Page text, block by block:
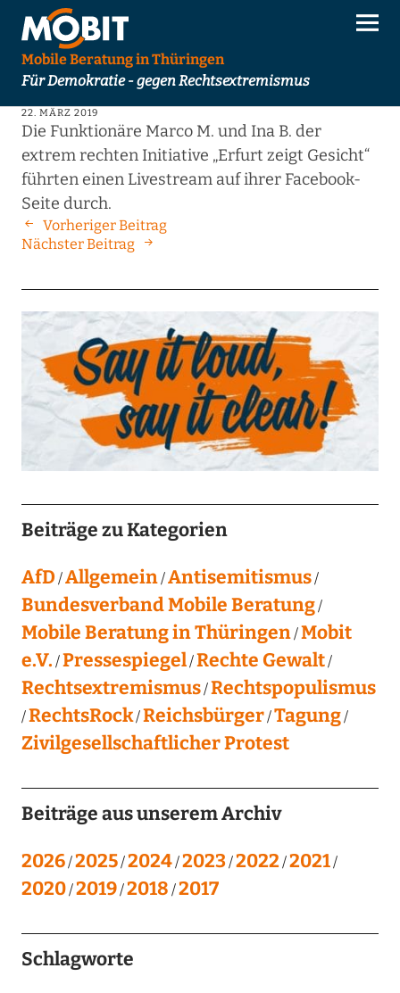
Mobile Beratung in Thüringen
Für Demokratie - gegen Rechtsextremismus
22. MÄRZ 2019
Die Funktionäre Marco M. und Ina B. der
extrem rechten Initiative „Erfurt zeigt Gesicht“
führten einen Livestream auf ihrer Facebook-
Seite durch.
Vorheriger Beitrag
Nächster Beitrag
Beiträge zu Kategorien
AfD Allgemein Antisemitismus
Bundesverband Mobile Beratung
Mobile Beratung in Thüringen Mobit
e.V. Pressespiegel Rechte Gewalt
Rechtsextremismus Rechtspopulismus
RechtsRock Reichsbürger Tagung
Zivilgesellschaftlicher Protest
Beiträge aus unserem Archiv
2026 2025 2024 2023 2022 2021
2020 2019 2018 2017
Schlagworte